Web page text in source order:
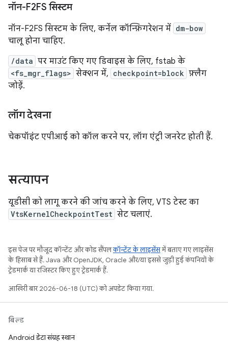
नॉन-F2FS सिस्टम
नॉन-F2FS सिस्टम के लिए, कर्नेल कॉन्फ़िगरेशन में dm-bow
चालू होना चाहिए.
/data पर माउंट किए गए डिवाइस के लिए, fstab के
<fs_mgr_flags> सेक्शन में, checkpoint=block फ़्लैग
जोड़ें.
लॉग देखना
चेकपॉइंट एपीआई को कॉल करने पर, लॉग एंट्री जनरेट होती हैं.
सत्यापन
यूडीसी को लागू करने की जांच करने के लिए, VTS टेस्ट का
VtsKernelCheckpointTest सेट चलाएं.
इस पेज पर मौजूद कॉन्टेंट और कोड सैंपलकॉन्टेंट के लाइसेंसमें बताए गए लाइसेंस
के हिसाब से हैं. Java और OpenJDK, Oracle और/या इससे जुड़ी हुई कंपनियों के
ट्रेडमार्क या रजिस्टर किए हुए ट्रेडमार्क हैं.
आखिरी बार 2026-06-18 (UTC) को अपडेट किया गया.
बिल्ड
Android डेटा संग्रह स्थान